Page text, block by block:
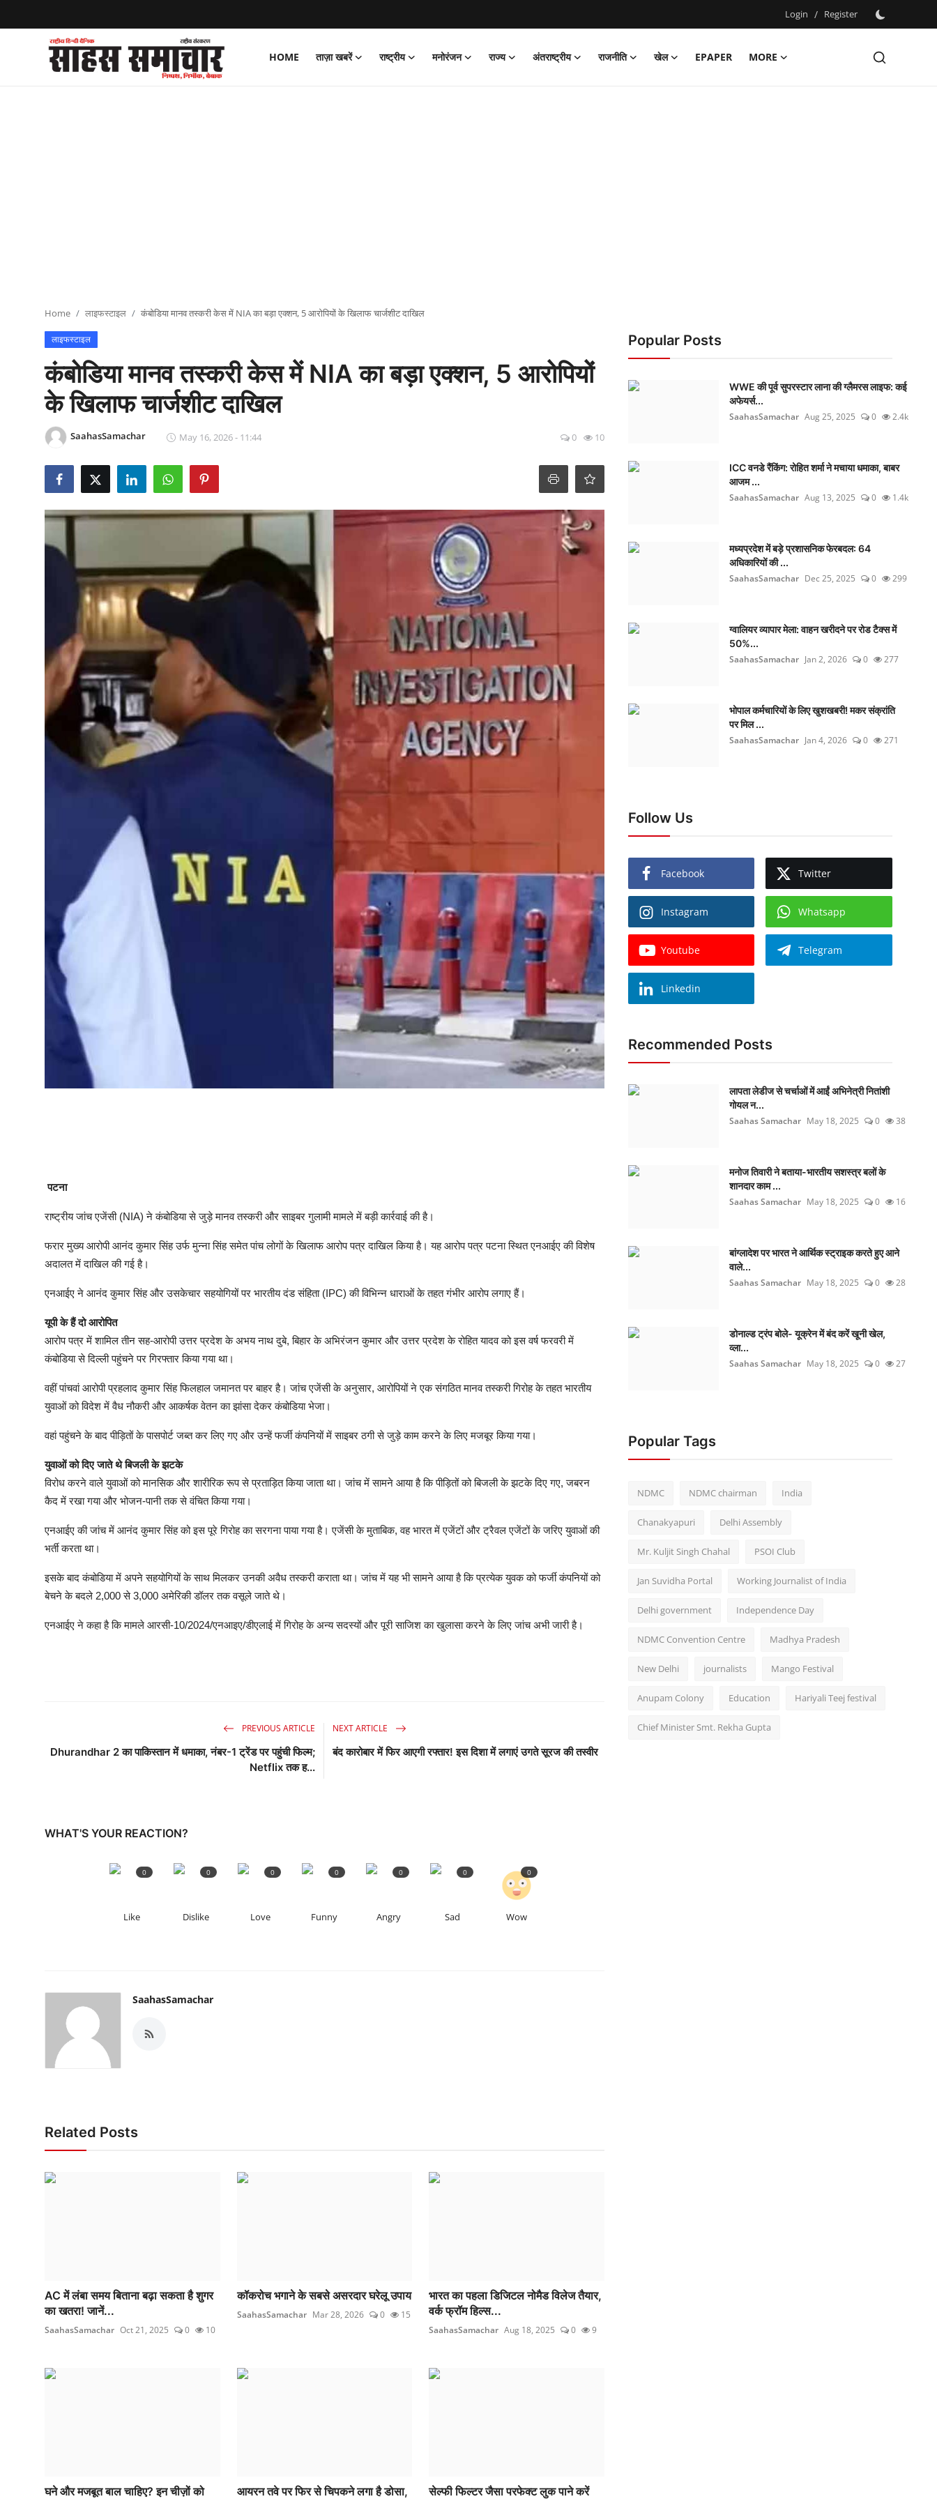
Login / Register
HOME ताज़ा खबरें राष्ट्रीय मनोरंजन राज्य अंतराष्ट्रीय राजनीति खेल EPAPER
MORE
Register
Epaper
Home लाइफस्टाइल कंबोडिया मानव तस्करी केस में NIA का बड़ा एक्शन, 5 आरोपियों के खिलाफ चार्जशीट दाखिल
लाइफस्टाइल
कंबोडिया मानव तस्करी केस में NIA का बड़ा एक्शन, 5 आरोपियों
के खिलाफ चार्जशीट दाखिल
SaahasSamachar May 16, 2026 - 11:44 0 10
पटना
राष्ट्रीय जांच एजेंसी (NIA) ने कंबोडिया से जुड़े मानव तस्करी और साइबर गुलामी मामले में बड़ी कार्रवाई की है।
फरार मुख्य आरोपी आनंद कुमार सिंह उर्फ मुन्ना सिंह समेत पांच लोगों के खिलाफ आरोप पत्र दाखिल किया है। यह आरोप पत्र पटना स्थित एनआईए की विशेष
अदालत में दाखिल की गई है।
एनआईए ने आनंद कुमार सिंह और उसकेचार सहयोगियों पर भारतीय दंड संहिता (IPC) की विभिन्न धाराओं के तहत गंभीर आरोप लगाए हैं।
यूपी के हैं दो आरोपित
आरोप पत्र में शामिल तीन सह-आरोपी उत्तर प्रदेश के अभय नाथ दुबे, बिहार के अभिरंजन कुमार और उत्तर प्रदेश के रोहित यादव को इस वर्ष फरवरी में
कंबोडिया से दिल्ली पहुंचने पर गिरफ्तार किया गया था।
वहीं पांचवां आरोपी प्रहलाद कुमार सिंह फिलहाल जमानत पर बाहर है। जांच एजेंसी के अनुसार, आरोपियों ने एक संगठित मानव तस्करी गिरोह के तहत भारतीय
युवाओं को विदेश में वैध नौकरी और आकर्षक वेतन का झांसा देकर कंबोडिया भेजा।
वहां पहुंचने के बाद पीड़ितों के पासपोर्ट जब्त कर लिए गए और उन्हें फर्जी कंपनियों में साइबर ठगी से जुड़े काम करने के लिए मजबूर किया गया।
युवाओं को दिए जाते थे ब‍िजली के झटके
विरोध करने वाले युवाओं को मानसिक और शारीरिक रूप से प्रताड़ित किया जाता था। जांच में सामने आया है कि पीड़ितों को बिजली के झटके दिए गए, जबरन
कैद में रखा गया और भोजन-पानी तक से वंचित किया गया।
एनआईए की जांच में आनंद कुमार सिंह को इस पूरे गिरोह का सरगना पाया गया है। एजेंसी के मुताबिक, वह भारत में एजेंटों और ट्रैवल एजेंटों के जरिए युवाओं की
भर्ती करता था।
इसके बाद कंबोडिया में अपने सहयोगियों के साथ मिलकर उनकी अवैध तस्करी कराता था। जांच में यह भी सामने आया है कि प्रत्येक युवक को फर्जी कंपनियों को
बेचने के बदले 2,000 से 3,000 अमेरिकी डॉलर तक वसूले जाते थे।
एनआईए ने कहा है कि मामले आरसी-10/2024/एनआइए/डीएलाई में गिरोह के अन्य सदस्यों और पूरी साजिश का खुलासा करने के लिए जांच अभी जारी है।
PREVIOUS ARTICLE
Dhurandhar 2 का पाकिस्तान में धमाका, नंबर-1 ट्रेंड पर पहुंची फिल्म;
Netflix तक ह...
NEXT ARTICLE
बंद कारोबार में फिर आएगी रफ्तार! इस दिशा में लगाएं उगते सूरज की तस्वीर
WHAT'S YOUR REACTION?
Like
0
Dislike
0
Love
0
Funny
0
Angry
0
Sad
0
Wow
0
SaahasSamachar
Related Posts
AC में लंबा समय बिताना बढ़ा सकता है शुगर
का खतरा! जानें...
SaahasSamachar Oct 21, 2025 0 10
कॉकरोच भगाने के सबसे असरदार घरेलू उपाय
SaahasSamachar Mar 28, 2026 0 15
भारत का पहला डिजिटल नोमैड विलेज तैयार,
वर्क फ्रॉम हिल्स...
SaahasSamachar Aug 18, 2025 0 9
घने और मजबूत बाल चाहिए? इन चीज़ों को आयरन तवे पर फिर से चिपकने लगा है डोसा, सेल्फी फिल्टर जैसा परफेक्ट लुक पाने करें
Popular Posts
WWE की पूर्व सुपरस्टार लाना की ग्लैमरस लाइफ: कई
अफेयर्स...
SaahasSamachar Aug 25, 2025 0 2.4k
ICC वनडे रैंकिंग: रोहित शर्मा ने मचाया धमाका, बाबर
आजम ...
SaahasSamachar Aug 13, 2025 0 1.4k
मध्यप्रदेश में बड़े प्रशासनिक फेरबदल: 64
अधिकारियों की ...
SaahasSamachar Dec 25, 2025 0 299
ग्वालियर व्यापार मेला: वाहन खरीदने पर रोड टैक्स में
50%...
SaahasSamachar Jan 2, 2026 0 277
भोपाल कर्मचारियों के लिए खुशखबरी! मकर संक्रांति
पर मिल ...
SaahasSamachar Jan 4, 2026 0 271
Follow Us
Facebook Twitter
Instagram Whatsapp
Youtube Telegram
Linkedin
Recommended Posts
लापता लेडीज से चर्चाओं में आईं अभिनेत्री नितांशी
गोयल न...
Saahas Samachar May 18, 2025 0 38
मनोज तिवारी ने बताया-भारतीय सशस्त्र बलों के
शानदार काम ...
Saahas Samachar May 18, 2025 0 16
बांग्लादेश पर भारत ने आर्थिक स्ट्राइक करते हुए आने
वाले...
Saahas Samachar May 18, 2025 0 28
डोनाल्ड ट्रंप बोले- यूक्रेन में बंद करें खूनी खेल,
व्ला...
Saahas Samachar May 18, 2025 0 27
Popular Tags
NDMC NDMC chairman India
Chanakyapuri Delhi Assembly
Mr. Kuljit Singh Chahal PSOI Club
Jan Suvidha Portal Working Journalist of India
Delhi government Independence Day
NDMC Convention Centre Madhya Pradesh
New Delhi journalists Mango Festival
Anupam Colony Education Hariyali Teej festival
Chief Minister Smt. Rekha Gupta